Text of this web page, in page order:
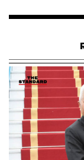
ภาคใต้ (ฝั่งตะวัน
ละ 60 ของพื้นที่ แ
และสตูล อุณหภูมิต่
32-34 องศาเซลเ
30 กิโลเมตรต่อชั่
บริเวณที่มีฝนฟ้าค